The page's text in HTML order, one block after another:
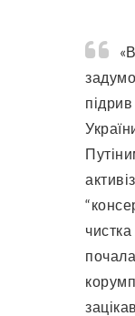
«В результаті ми маємо, за